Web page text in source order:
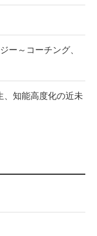
ー～コーチング、
知能高度化の近未